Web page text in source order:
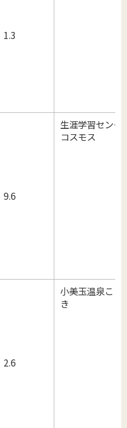
1.3
9.6
生涯学習センタ
コスモス
2.6
小美玉温泉こと
き